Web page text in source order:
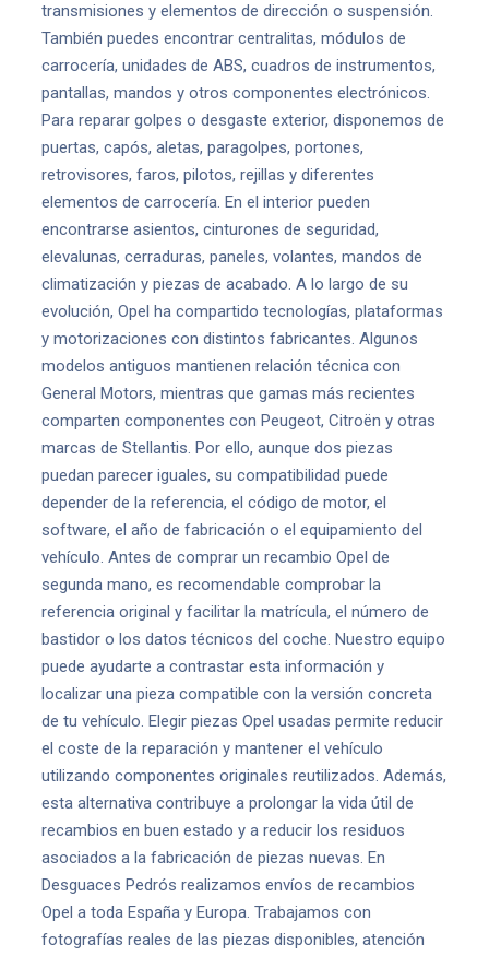
transmisiones y elementos de dirección o suspensión.
También puedes encontrar centralitas, módulos de
carrocería, unidades de ABS, cuadros de instrumentos,
pantallas, mandos y otros componentes electrónicos.
Para reparar golpes o desgaste exterior, disponemos de
puertas, capós, aletas, paragolpes, portones,
retrovisores, faros, pilotos, rejillas y diferentes
elementos de carrocería. En el interior pueden
encontrarse asientos, cinturones de seguridad,
elevalunas, cerraduras, paneles, volantes, mandos de
climatización y piezas de acabado. A lo largo de su
evolución, Opel ha compartido tecnologías, plataformas
y motorizaciones con distintos fabricantes. Algunos
modelos antiguos mantienen relación técnica con
General Motors, mientras que gamas más recientes
comparten componentes con Peugeot, Citroën y otras
marcas de Stellantis. Por ello, aunque dos piezas
puedan parecer iguales, su compatibilidad puede
depender de la referencia, el código de motor, el
software, el año de fabricación o el equipamiento del
vehículo. Antes de comprar un recambio Opel de
segunda mano, es recomendable comprobar la
referencia original y facilitar la matrícula, el número de
bastidor o los datos técnicos del coche. Nuestro equipo
puede ayudarte a contrastar esta información y
localizar una pieza compatible con la versión concreta
de tu vehículo. Elegir piezas Opel usadas permite reducir
el coste de la reparación y mantener el vehículo
utilizando componentes originales reutilizados. Además,
esta alternativa contribuye a prolongar la vida útil de
recambios en buen estado y a reducir los residuos
asociados a la fabricación de piezas nuevas. En
Desguaces Pedrós realizamos envíos de recambios
Opel a toda España y Europa. Trabajamos con
fotografías reales de las piezas disponibles, atención